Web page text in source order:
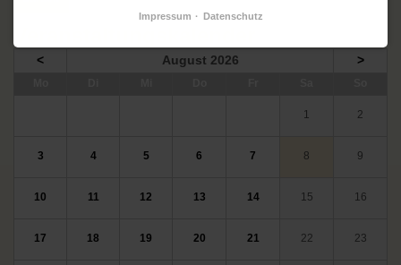
< August 2026 >
1 2
3 4 5 6 7 8 9
10 11 12 13 14 15 16
17 18 19 20 21 22 23
Impressum Datenschutz